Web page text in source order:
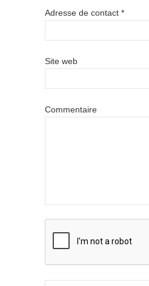
Adresse de contact *
Site web
Commentaire